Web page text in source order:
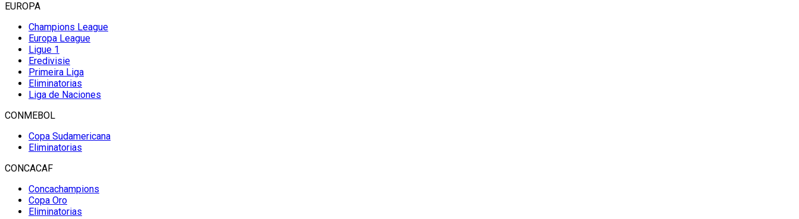
EUROPA
Champions League
Europa League
Ligue 1
Eredivisie
Primeira Liga
Eliminatorias
Liga de Naciones
CONMEBOL
Copa Sudamericana
Eliminatorias
CONCACAF
Concachampions
Copa Oro
Eliminatorias